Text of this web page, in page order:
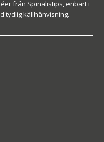
från Spinalistips, enbart i
tydlig källhänvisning.